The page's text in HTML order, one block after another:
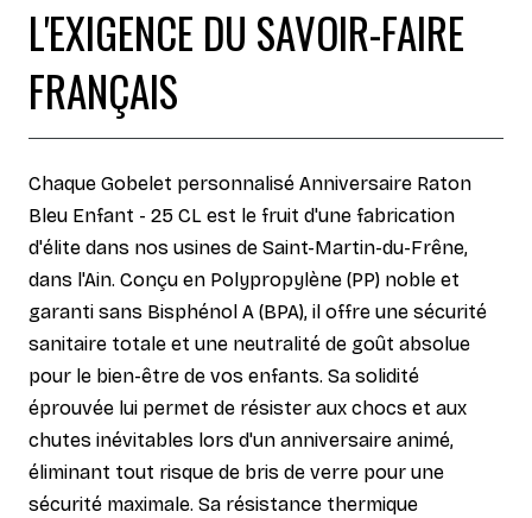
L'EXIGENCE DU SAVOIR-FAIRE
FRANÇAIS
Chaque Gobelet personnalisé Anniversaire Raton
Bleu Enfant - 25 CL est le fruit d'une fabrication
d'élite dans nos usines de Saint-Martin-du-Frêne,
dans l'Ain. Conçu en Polypropylène (PP) noble et
garanti sans Bisphénol A (BPA), il offre une sécurité
sanitaire totale et une neutralité de goût absolue
pour le bien-être de vos enfants. Sa solidité
éprouvée lui permet de résister aux chocs et aux
chutes inévitables lors d'un anniversaire animé,
éliminant tout risque de bris de verre pour une
sécurité maximale. Sa résistance thermique